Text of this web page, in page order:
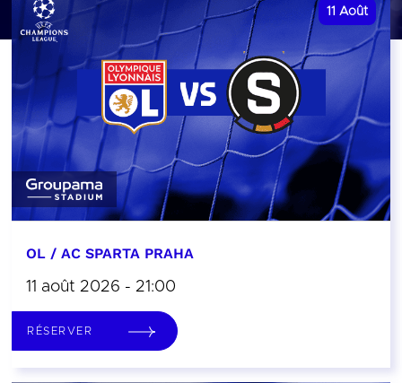
11 Août
OL / AC SPARTA PRAHA
11 août 2026 - 21:00
RÉSERVER